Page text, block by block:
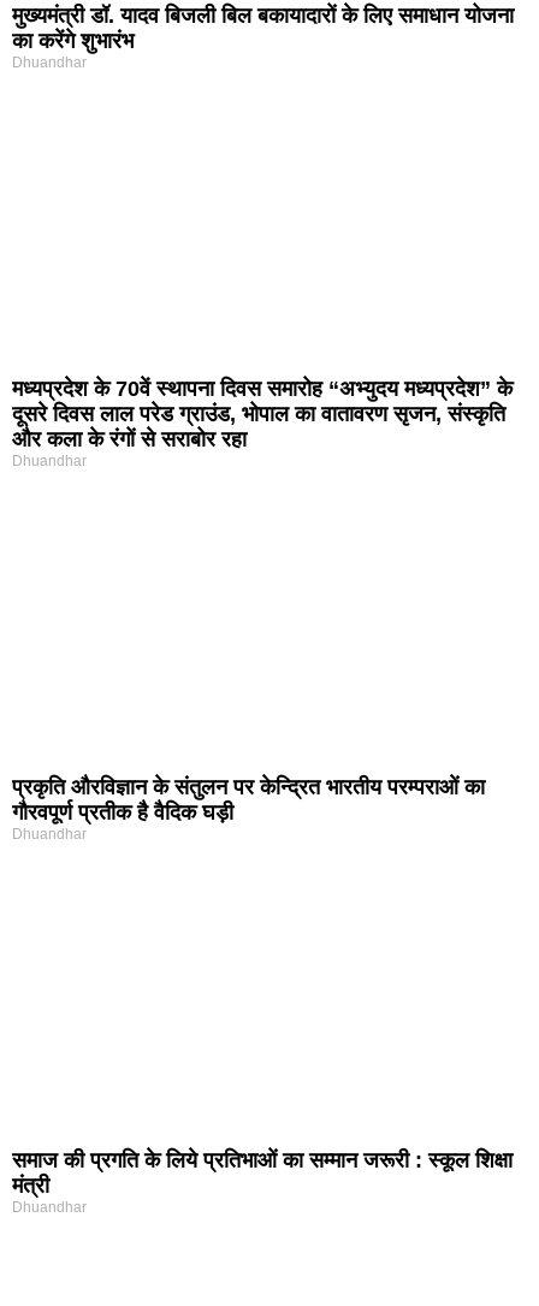
मुख्यमंत्री डॉ. यादव बिजली बिल बकायादारों के लिए समाधान योजना
का करेंगे शुभारंभ
Dhuandhar
मध्यप्रदेश के 70वें स्थापना दिवस समारोह “अभ्युदय मध्यप्रदेश” के
दूसरे दिवस लाल परेड ग्राउंड, भोपाल का वातावरण सृजन, संस्कृति
और कला के रंगों से सराबोर रहा
Dhuandhar
प्रकृति और‍विज्ञान के संतुलन पर केन्द्रित भारतीय परम्पराओं का
गौरवपूर्ण प्रतीक है वैदिक घड़ी
Dhuandhar
समाज की प्रगति के लिये प्रतिभाओं का सम्मान जरूरी : स्कूल शिक्षा
मंत्री
Dhuandhar